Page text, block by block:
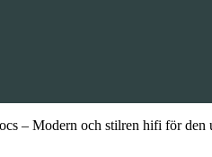
– Modern och stilren hifi för den